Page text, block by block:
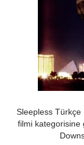
Sleepless Türkçe
filmi kategorisine